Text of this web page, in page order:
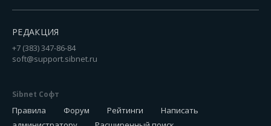
РЕДАКЦИЯ
+7 (383) 347-86-84
soft@support.sibnet.ru
Sibnet Софт
Правила Форум Рейтинги
Написать